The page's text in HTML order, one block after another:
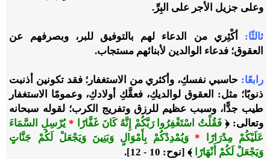
وعلى جزيل الأجر على البِرِّ.
ثالثًا: أكْثِري من الدعاء لهم بالتوفيق للبر، وبصرفهم عن
العقوق؛ فدعاء الوالدين لأبنائهم مستجاب.
رابعًا: حاسبي نفسكِ، وأكثري من الاستغفار؛ فقد تكونين أذنبت
ذنوبًا؛ مثل: العقوق لوالديكِ، فعقَّكِ أولادكِ، وعمومًا الاستغفار
طيب جدًّا، وسبب عظيم للرزق وتفريج الكرب؛ لقوله سبحانه
وتعالى: ﴿ فَقُلْتُ اسْتَغْفِرُوا رَبَّكُمْ إِنَّهُ كَانَ غَفَّارًا *يُرْسِلِ السَّمَاءَ
عَلَيْكُمْ مِدْرَارًا * وَيُمْدِدْكُمْ بِأَمْوَالٍ وَبَنِينَ وَيَجْعَلْ لَكُمْ جَنَّاتٍ
وَيَجْعَلْ لَكُمْ أَنْهَارًا
﴾ [نوح: 10 - 12].